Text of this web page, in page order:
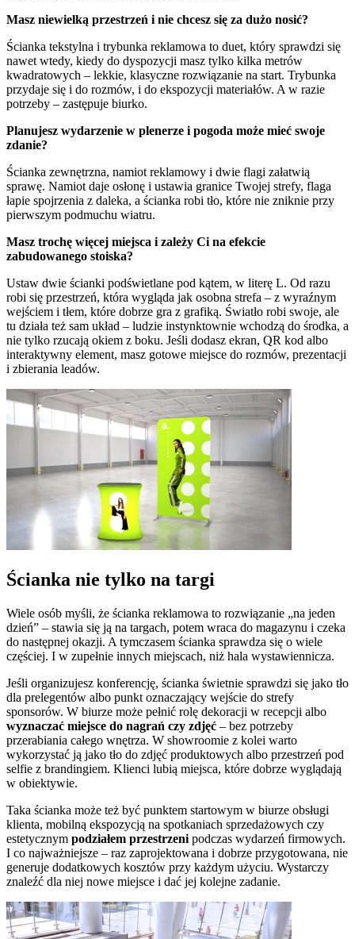
Masz niewielką przestrzeń i nie chcesz się za dużo nosić?
Ścianka tekstylna i trybunka reklamowa to duet, który sprawdzi się
nawet wtedy, kiedy do dyspozycji masz tylko kilka metrów
kwadratowych – lekkie, klasyczne rozwiązanie na start. Trybunka
przydaje się i do rozmów, i do ekspozycji materiałów. A w razie
potrzeby – zastępuje biurko.
Planujesz wydarzenie w plenerze i pogoda może mieć swoje
zdanie?
Ścianka zewnętrzna, namiot reklamowy i dwie flagi załatwią
sprawę. Namiot daje osłonę i ustawia granice Twojej strefy, flaga
łapie spojrzenia z daleka, a ścianka robi tło, które nie zniknie przy
pierwszym podmuchu wiatru.
Masz trochę więcej miejsca i zależy Ci na efekcie
zabudowanego stoiska?
Ustaw dwie ścianki podświetlane pod kątem, w literę L. Od razu
robi się przestrzeń, która wygląda jak osobna strefa – z wyraźnym
wejściem i tłem, które dobrze gra z grafiką. Światło robi swoje, ale
tu działa też sam układ – ludzie instynktownie wchodzą do środka, a
nie tylko rzucają okiem z boku. Jeśli dodasz ekran, QR kod albo
interaktywny element, masz gotowe miejsce do rozmów, prezentacji
i zbierania leadów.
Ścianka nie tylko na targi
Wiele osób myśli, że ścianka reklamowa to rozwiązanie „na jeden
dzień” – stawia się ją na targach, potem wraca do magazynu i czeka
do następnej okazji. A tymczasem ścianka sprawdza się o wiele
częściej. I w zupełnie innych miejscach, niż hala wystawiennicza.
Jeśli organizujesz konferencję, ścianka świetnie sprawdzi się jako tło
dla prelegentów albo punkt oznaczający wejście do strefy
sponsorów. W biurze może pełnić rolę dekoracji w recepcji albo
wyznaczać miejsce do nagrań czy zdjęć – bez potrzeby
przerabiania całego wnętrza. W showroomie z kolei warto
wykorzystać ją jako tło do zdjęć produktowych albo przestrzeń pod
selfie z brandingiem. Klienci lubią miejsca, które dobrze wyglądają
w obiektywie.
Taka ścianka może też być punktem startowym w biurze obsługi
klienta, mobilną ekspozycją na spotkaniach sprzedażowych czy
estetycznym podziałem przestrzeni podczas wydarzeń firmowych.
I co najważniejsze – raz zaprojektowana i dobrze przygotowana, nie
generuje dodatkowych kosztów przy każdym użyciu. Wystarczy
znaleźć dla niej nowe miejsce i dać jej kolejne zadanie.